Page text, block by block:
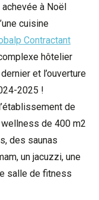
à Noël
cuisine
Contractant
hôtelier
et l’ouverture
2025 !
de
de 400 m2
des saunas
un jacuzzi, une
salle de fitness